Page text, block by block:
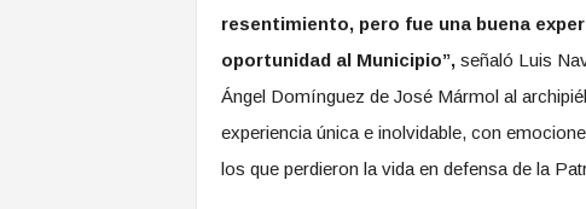
resentimiento, pero fue una buena
oportunidad al Municipio”,señaló Luis
Ángel Domínguez de José Mármol al
experiencia única e inolvidable, con
los que perdieron la vida en defensa de la